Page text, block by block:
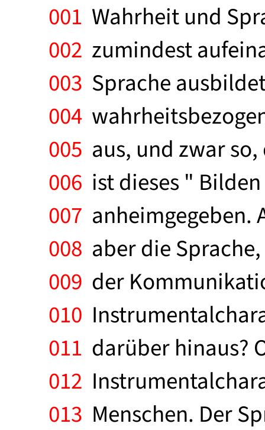
001 Wahrheit und
002 zumindest
003 Sprache
004
005 aus, und zwar
006 ist dieses "
007 anheimgegeben.
008 aber die
009 der
010
011 darüber hinaus?
012
013 Menschen. Der